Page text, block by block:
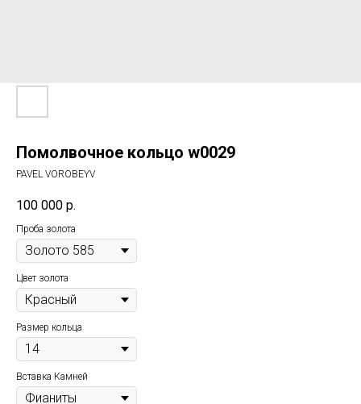
Помолвочное кольцо w0029
PAVEL VOROBEYV
100 000 р.
Проба золота
Цвет золота
Размер кольца
Вставка Камней